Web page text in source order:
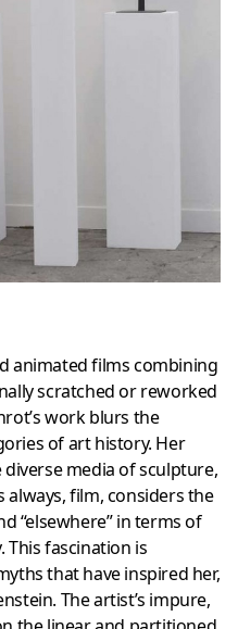
animated films combining
scratched or reworked
work blurs the
of art history. Her
media of sculpture,
film, considers the
“elsewhere” in terms of
This fascination is
that have inspired her,
The artist’s impure,